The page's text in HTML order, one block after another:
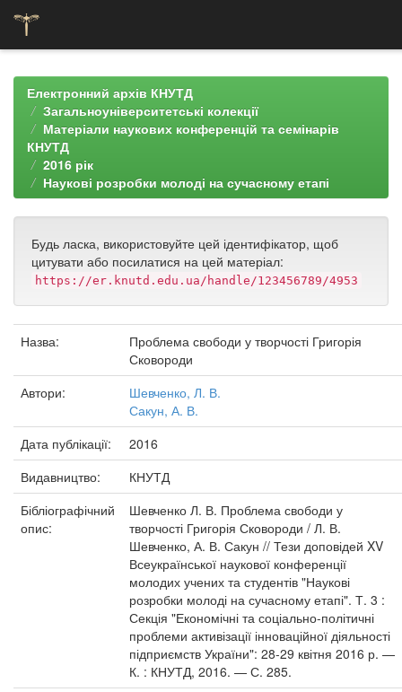
navigationЕлектронний архів КНУТД
Загальноуніверситетські колекції
Матеріали наукових конференцій та семінарів
КНУТД
2016 рік
Наукові розробки молоді на сучасному етапі
Будь ласка, використовуйте цей ідентифікатор, щоб
цитувати або посилатися на цей матеріал:
https://er.knutd.edu.ua/handle/123456789/4953
Назва:
Проблема свободи у творчості Григорія
Сковороди
Автори:
Шевченко, Л. В.
Сакун, А. В.
Дата публікації:
2016
Видавництво:
КНУТД
Бібліографічний
опис:
Шевченко Л. В. Проблема свободи у
творчості Григорія Сковороди / Л. В.
Шевченко, А. В. Сакун // Тези доповідей XV
Всеукраїнської наукової конференції
молодих учених та студентів "Наукові
розробки молоді на сучасному етапі". Т. 3 :
Секція "Економічні та соціально-політичні
проблеми активізації інноваційної діяльності
підприємств України": 28-29 квітня 2016 р. —
К. : КНУТД, 2016. — С. 285.